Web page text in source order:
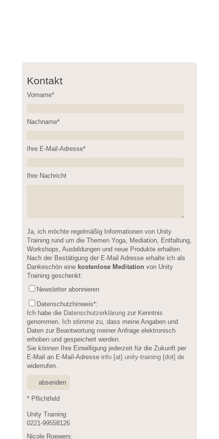
Kontakt
Vorname*
Nachname*
Please leave this field empty.
Ihre E-Mail-Adresse*
Ihre Nachricht
Please leave this field empty.
Ja, ich möchte regelmäßig Informationen von Unity
Training rund um die Themen Yoga, Mediation, Entfaltung,
Workshops, Ausbildungen und neue Produkte erhalten.
Nach der Bestätigung der E-Mail Adresse erhalte ich als
Dankeschön eine kostenlose Meditation von Unity
Training geschenkt:
Newsletter abonnieren
Datenschutzhinweis*:
Ich habe die Datenschutzerklärungzur Kenntnis
genommen. Ich stimme zu, dass meine Angaben und
Daten zur Beantwortung meiner Anfrage elektronisch
erhoben und gespeichert werden.
Sie können Ihre Einwilligung jederzeit für die Zukunft per
E-Mail an E-Mail-Adresse info [at] unity-training [dot] de
widerrufen.
* Pflichtfeld
Unity Training:
0221-99558126
Nicole Roewers: